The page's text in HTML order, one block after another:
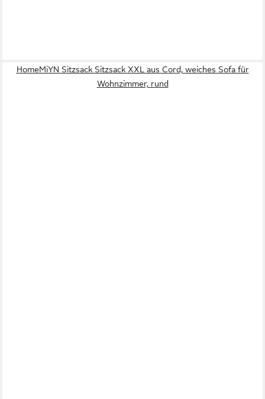
HomeMiYN Sitzsack Sitzsack XXL aus Cord, weiches Sofa für
Wohnzimmer, rund